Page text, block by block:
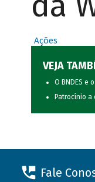
Ações
VEJA
O BNDES e
Patrocínio
Fale